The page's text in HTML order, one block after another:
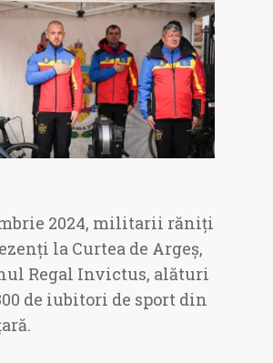
2024, militarii răniți
la Curtea de Argeș,
Regal Invictus, alături
de iubitori de sport din